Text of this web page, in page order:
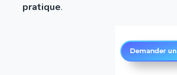
pratique.